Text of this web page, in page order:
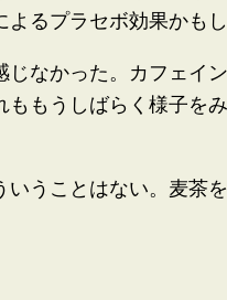
るプラセボ効果かもし
なかった。カフェイ
もうしばらく様子を
うことはない。麦茶